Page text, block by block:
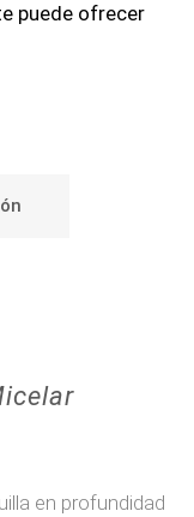
puede ofrecer
en profundidad